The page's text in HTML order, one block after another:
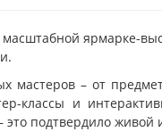
ярмарке-
мастеров – от
классы и
подтвердило